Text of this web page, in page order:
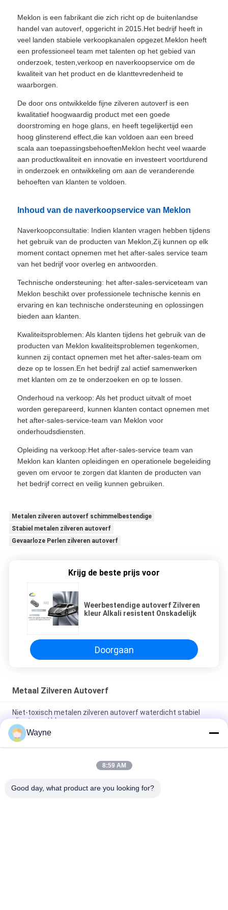
Meklon is een fabrikant die zich richt op de buitenlandse
handel van autoverf, opgericht in 2015.Het bedrijf heeft in
veel landen stabiele verkoopkanalen opgezet.Meklon heeft
een professioneel team met talenten op het gebied van
onderzoek, testen,verkoop en naverkoopservice om de
kwaliteit van het product en de klanttevredenheid te
waarborgen.
De door ons ontwikkelde fijne zilveren autoverf is een
kwalitatief hoogwaardig product met een goede
doorstroming en hoge glans, en heeft tegelijkertijd een
hoog glinsterend effect,die kan voldoen aan een breed
scala aan toepassingsbehoeftenMeklon hecht veel waarde
aan productkwaliteit en innovatie en investeert voortdurend
in onderzoek en ontwikkeling om aan de veranderende
behoeften van klanten te voldoen.
Inhoud van de naverkoopservice van Meklon
Naverkoopconsultatie: Indien klanten vragen hebben tijdens
het gebruik van de producten van Meklon,Zij kunnen op elk
moment contact opnemen met het after-sales service team
van het bedrijf voor overleg en antwoorden.
Technische ondersteuning: het after-sales-serviceteam van
Meklon beschikt over professionele technische kennis en
ervaring en kan technische ondersteuning en oplossingen
bieden aan klanten.
Kwaliteitsproblemen: Als klanten tijdens het gebruik van de
producten van Meklon kwaliteitsproblemen tegenkomen,
kunnen zij contact opnemen met het after-sales-team om
deze op te lossen.En het bedrijf zal actief samenwerken
met klanten om ze te onderzoeken en op te lossen.
Onderhoud na verkoop: Als het product uitvalt of moet
worden gerepareerd, kunnen klanten contact opnemen met
het after-sales-service-team van Meklon voor
onderhoudsdiensten.
Opleiding na verkoop:Het after-sales-service team van
Meklon kan klanten opleidingen en operationele begeleiding
geven om ervoor te zorgen dat klanten de producten van
het bedrijf correct en veilig kunnen gebruiken.
Metalen zilveren autoverf schimmelbestendige
Stabiel metalen zilveren autoverf
Gevaarloze Perlen zilveren autoverf
Krijg de beste prijs voor
Weerbestendige autoverf Zilveren
kleur Alkali resistent Onskadelijk
Doorgaan
Metaal Zilveren Autoverf
Niet-toxisch metalen zilveren autoverf waterdicht stabiel
glinsterend blauw
Duurzame warmtebestendige oranje rode autoverf geurloze
metalen sprayverf voor auto's
Vochtbestendige metalen zilveren autoverf basislaag
Wayne
8:59 AM
Good day, what product are you looking for?